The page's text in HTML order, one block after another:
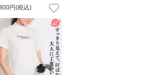
円(税込)